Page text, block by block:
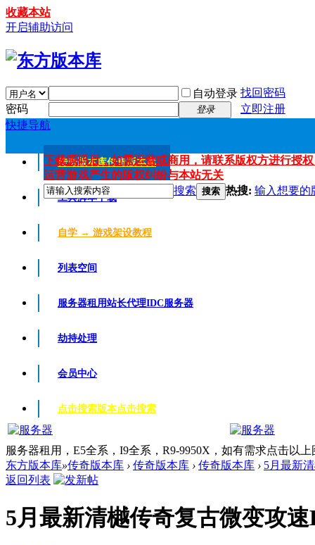
收藏本站
开启辅助访问
自动登录 找回密码
密码
登录
立即注册
快捷导航
传奇版本库传奇版本库
工具脚本下载
自学 → 游戏架设教程
列表空间
服务器租用站长代理IDC服务器
劫持处理
会员中心
点击搜索版本点击搜索
下载源码后，如需运营或商用，请联系版权方进行授
运营游戏产生的版权纠纷与本站无关
搜索 搜索 热搜: 输入想要的
服务器租用，E5全系，I9全系，R9-9950X，如有需求点击以
东方版本库»传奇版本库 › 传奇版本库 › 传奇版本库 › 5月最新
返回列表
5月最新清樾传奇复古微变攻